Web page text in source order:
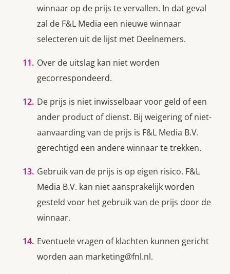
winnaar op de prijs te vervallen. In dat geval
zal de F&L Media een nieuwe winnaar
selecteren uit de lijst met Deelnemers.
Over de uitslag kan niet worden
gecorrespondeerd.
De prijs is niet inwisselbaar voor geld of een
ander product of dienst. Bij weigering of niet-
aanvaarding van de prijs is F&L Media B.V.
gerechtigd een andere winnaar te trekken.
Gebruik van de prijs is op eigen risico. F&L
Media B.V. kan niet aansprakelijk worden
gesteld voor het gebruik van de prijs door de
winnaar.
Eventuele vragen of klachten kunnen gericht
worden aan marketing@fnl.nl.